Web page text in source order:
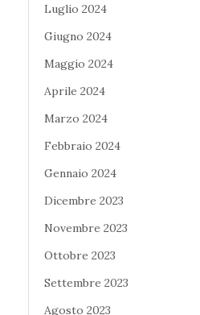
Luglio 2024
Giugno 2024
Maggio 2024
Aprile 2024
Marzo 2024
Febbraio 2024
Gennaio 2024
Dicembre 2023
Novembre 2023
Ottobre 2023
Settembre 2023
Agosto 2023